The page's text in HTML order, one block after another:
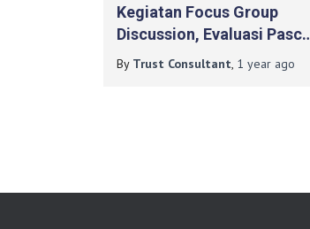
Kegiatan Focus Group
Discussion, Evaluasi Pasca
Pelatihan – Pelatihan
By Trust Consultant, 1 year ago